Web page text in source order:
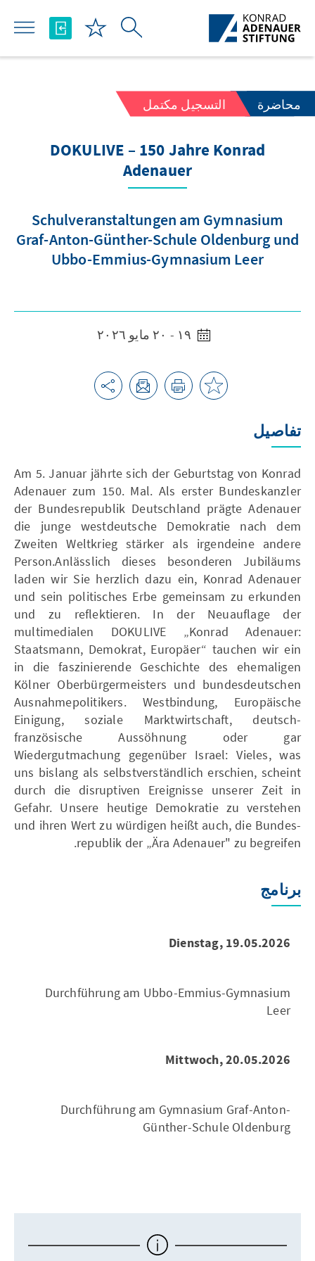
تخطي إلى المحتوى الرئيسي
محاضرة التسجيل مكتمل
DOKULIVE – 150 Jahre Konrad
Adenauer
Schulveranstaltungen am Gymnasium
Graf-Anton-Günther-Schule Oldenburg und
Ubbo-Emmius-Gymnasium Leer
تفاصيل
Am 5. Januar jährte sich der Geburtstag von Konrad
Adenauer zum 150. Mal. Als erster Bundeskanzler
der Bundesrepublik Deutschland prägte Adenauer
die junge westdeutsche Demokratie nach dem
Zweiten Weltkrieg stärker als irgendeine andere
Person.Anlässlich dieses besonderen Jubiläums
laden wir Sie herzlich dazu ein, Konrad Adenauer
und sein politisches Erbe gemeinsam zu erkunden
und zu reflektieren. In der Neuauflage der
multimedialen DOKULIVE „Konrad Adenauer:
Staatsmann, Demokrat, Europäer“ tauchen wir ein
in die faszinierende Geschichte des ehemaligen
Kölner Oberbürgermeisters und bundesdeutschen
Ausnahmepolitikers. Westbindung, Europäische
Einigung, soziale Marktwirtschaft, deutsch-
französische Aussöhnung oder gar
Wiedergutmachung gegenüber Israel: Vieles, was
uns bislang als selbstverständlich erschien, scheint
durch die disruptiven Ereignisse unserer Zeit in
Gefahr. Unsere heutige Demokratie zu verstehen
und ihren Wert zu würdigen heißt auch, die Bundes­
republik der „Ära Adenauer" zu begreifen.
برنامج
Dienstag, 19.05.2026
Durchführung am Ubbo-Emmius-Gymnasium
Leer
Mittwoch, 20.05.2026
Durchführung am Gymnasium Graf-Anton-
Günther-Schule Oldenburg